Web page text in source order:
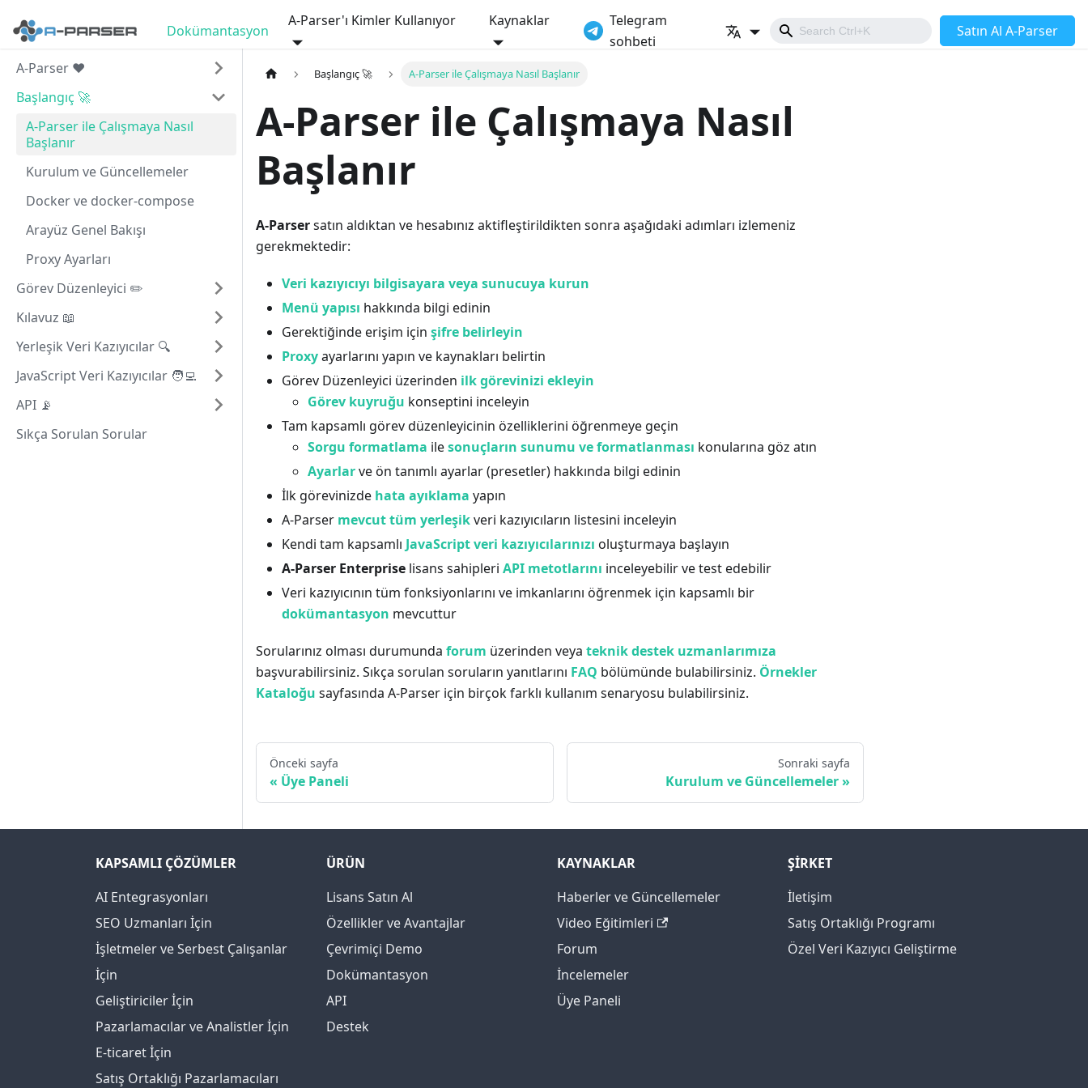
Dokümantasyon
A-Parser'ı Kimler Kullanıyor Kaynaklar
Telegram
sohbeti
Satın Al A-Parser
A-Parser ❤️
Başlangıç 🚀
A-Parser ile Çalışmaya Nasıl
Başlanır
Kurulum ve Güncellemeler
Docker ve docker-compose
Arayüz Genel Bakışı
Proxy Ayarları
Görev Düzenleyici ✏️
Kılavuz 📖
Yerleşik Veri Kazıyıcılar 🔍
JavaScript Veri Kazıyıcılar 🧑‍💻
API 📡
Sıkça Sorulan Sorular
Başlangıç 🚀 A-Parser ile Çalışmaya Nasıl Başlanır
A-Parser ile Çalışmaya Nasıl
Başlanır
A-Parsersatın aldıktan ve hesabınız aktifleştirildikten sonra aşağıdaki adımları izlemeniz
gerekmektedir:
Veri kazıyıcıyı bilgisayara veya sunucuya kurun
Menü yapısı hakkında bilgi edinin
Gerektiğinde erişim için şifre belirleyin
Proxyayarlarını yapın ve kaynakları belirtin
Görev Düzenleyici üzerinden ilk görevinizi ekleyin
Görev kuyruğu konseptini inceleyin
Tam kapsamlı görev düzenleyicinin özelliklerini öğrenmeye geçin
Sorgu formatlama ilesonuçların sunumu ve formatlanması konularına göz atın
Ayarlarve ön tanımlı ayarlar (presetler) hakkında bilgi edinin
İlk görevinizde hata ayıklama yapın
A-Parser mevcut tüm yerleşikveri kazıyıcıların listesini inceleyin
Kendi tam kapsamlı JavaScript veri kazıyıcılarınızı oluşturmaya başlayın
A-Parser Enterprise lisans sahipleri API metotlarını inceleyebilir ve test edebilir
Veri kazıyıcının tüm fonksiyonlarını ve imkanlarını öğrenmek için kapsamlı bir
dokümantasyon mevcuttur
Sorularınız olması durumunda forum üzerinden veya teknik destek uzmanlarımıza
başvurabilirsiniz. Sıkça sorulan soruların yanıtlarını FAQ bölümünde bulabilirsiniz. Örnekler
Kataloğu sayfasında A-Parser için birçok farklı kullanım senaryosu bulabilirsiniz.
Önceki sayfa
Üye Paneli
Sonraki sayfa
Kurulum ve Güncellemeler
KAPSAMLI ÇÖZÜMLER
AI Entegrasyonları
SEO Uzmanları İçin
İşletmeler ve Serbest Çalışanlar
İçin
Geliştiriciler İçin
Pazarlamacılar ve Analistler İçin
E-ticaret İçin
Satış Ortaklığı Pazarlamacıları
ÜRÜN
Lisans Satın Al
Özellikler ve Avantajlar
Çevrimiçi Demo
Dokümantasyon
API
Destek
KAYNAKLAR
Haberler ve Güncellemeler
Video Eğitimleri
Forum
İncelemeler
Üye Paneli
ŞİRKET
İletişim
Satış Ortaklığı Programı
Özel Veri Kazıyıcı Geliştirme